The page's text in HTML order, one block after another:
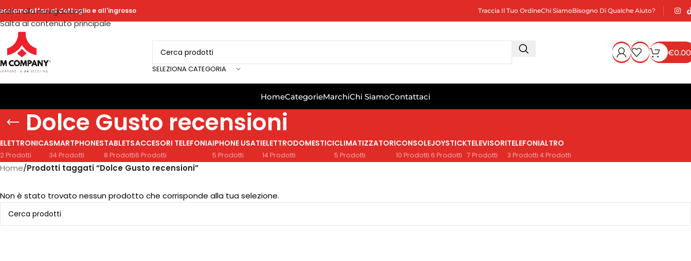
Salta alla navigazione
Salta al contenuto principale
affari al dettaglio e all'ingrosso Traccia Il Tuo OrdineChi SiamoBisogno Di Qualche Aiuto?
SELEZIONA CATEGORIA
€0.00
HomeCategorieMarchiChi SiamoContattaci
Dolce Gusto recensioni
ELETTRONICA
2 Prodotti
SMARTPHONES
34 Prodotti
TABLETS
8 Prodotti
ACCESORI TELEFONIA
6 Prodotti
IPHONE USATI
5 Prodotti
ELETTRODOMESTICI
14 Prodotti
CLIMATIZZATORI
5 Prodotti
CONSOLE
10 Prodotti
JOYSTICK
6 Prodotti
TELEVISORI
7 Prodotti
TELEFONI
3 Prodotti
ALTRO
4 Prodotti
Home/Prodotti taggati “Dolce Gusto recensioni”
Non è stato trovato nessun prodotto che corrisponde alla tua selezione.